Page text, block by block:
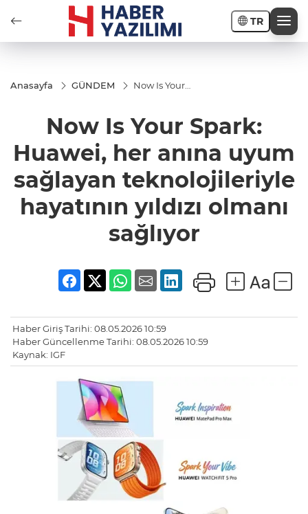
TR
Anasayfa GÜNDEM
Now Is Your
uyum
sağlayan
hayatının
yıldızı olmanı
sağlıyor
Now Is Your Spark:
Huawei, her anına uyum
sağlayan teknolojileriyle
hayatının yıldızı olmanı
sağlıyor
Haber Giriş Tarihi: 08.05.2026 10:59
Haber Güncellenme Tarihi: 08.05.2026 10:59
Kaynak: IGF